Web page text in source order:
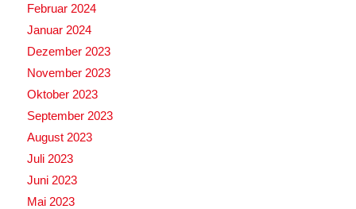
Februar 2024
Januar 2024
Dezember 2023
November 2023
Oktober 2023
September 2023
August 2023
Juli 2023
Juni 2023
Mai 2023